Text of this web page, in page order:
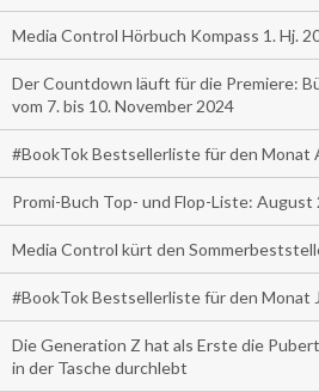
Media Control Hörbuch Kompass 1. Hj.
Der Countdown läuft für die Premiere:
vom 7. bis 10. November 2024
#BookTok Bestsellerliste für den Monat
Promi-Buch Top- und Flop-Liste: August
Media Control kürt den
#BookTok Bestsellerliste für den Monat
Die Generation Z hat als Erste die
in der Tasche durchlebt